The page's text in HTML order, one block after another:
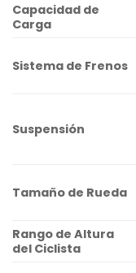
Capacidad de
Carga
Sistema de Frenos
Suspensión
Tamaño de Rueda
Rango de Altura
del Ciclista